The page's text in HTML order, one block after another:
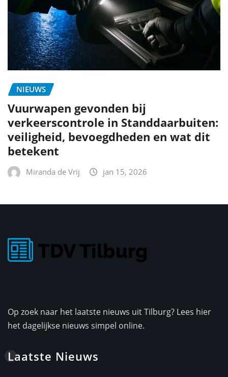
NIEUWS
Vuurwapen gevonden bij
verkeerscontrole in Standdaarbuiten:
veiligheid, bevoegdheden en wat dit
betekent
Miranda de Vrij jan 15, 2026
Op zoek naar het laatste nieuws uit Tilburg? Lees hier
het dagelijkse nieuws simpel online.
Laatste Nieuws